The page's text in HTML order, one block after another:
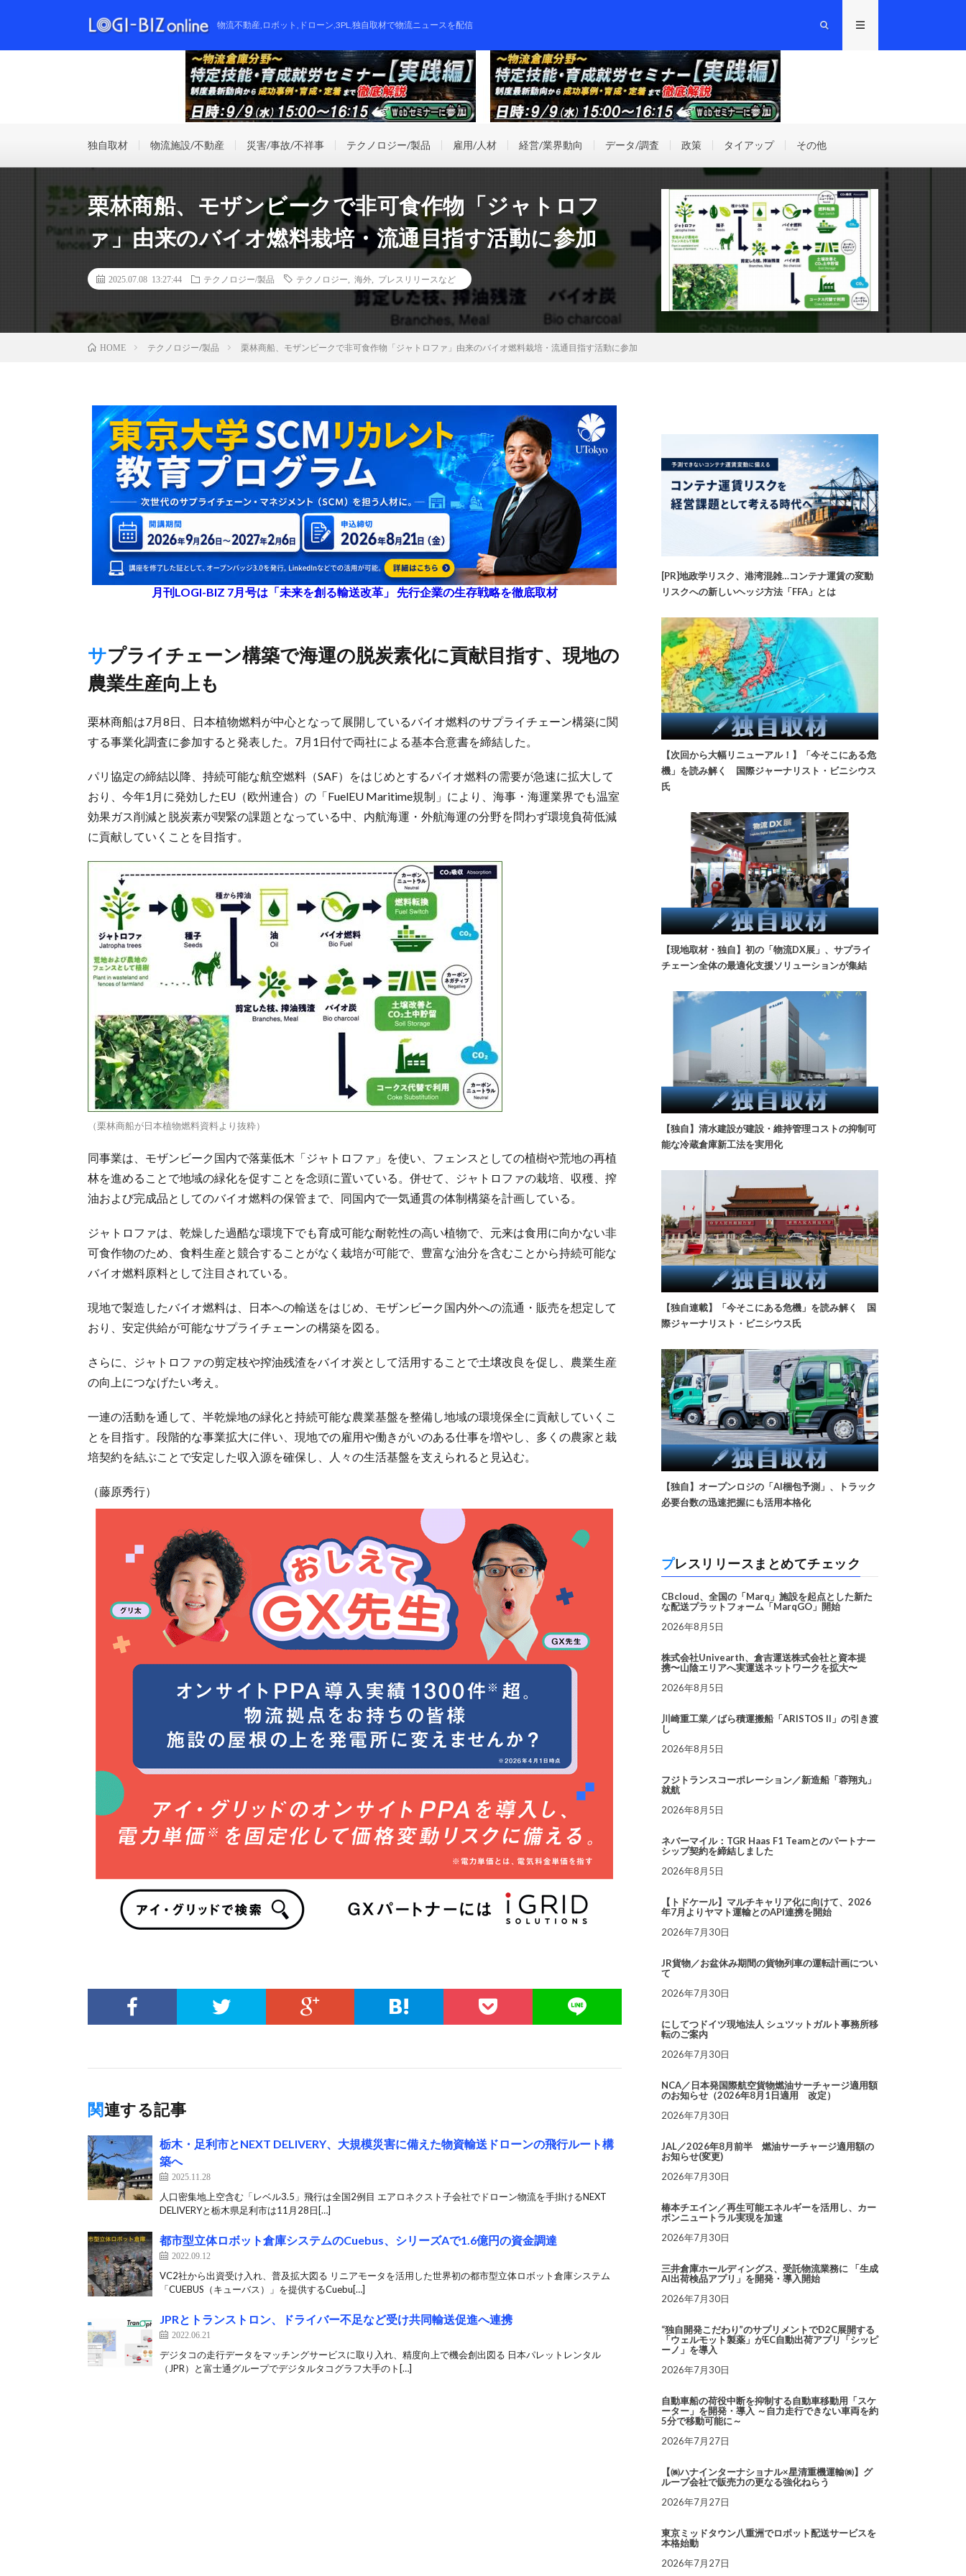
物流不動産,ロボット,ドローン,3PL,独自取材で物流ニュースを配信
独自取材 物流施設/不動産 災害/事故/不祥事 テクノロジー/製品 雇用/人材 経営/業界動向 データ/調査 政策 タイアップ その他
栗林商船、モザンビークで非可食作物「ジャトロフ
ァ」由来のバイオ燃料栽培・流通目指す活動に参加
2025.07.08 13:27:44 テクノロジー/製品 テクノロジー 海外 プレスリリースなど
HOME テクノロジー/製品 栗林商船、モザンビークで非可食作物「ジャトロファ」由来のバイオ燃料栽培・流通目指す活動に参加
月刊LOGI-BIZ 7月号は「未来を創る輸送改革」 先行企業の生存戦略を徹底取材
サプライチェーン構築で海運の脱炭素化に貢献目指す、現地の
農業生産向上も
栗林商船は7月8日、日本植物燃料が中心となって展開しているバイオ燃料のサプライチェーン構築に関
する事業化調査に参加すると発表した。7月1日付で両社による基本合意書を締結した。
パリ協定の締結以降、持続可能な航空燃料（SAF）をはじめとするバイオ燃料の需要が急速に拡大して
おり、今年1月に発効したEU（欧州連合）の「FuelEU Maritime規制」により、海事・海運業界でも温室
効果ガス削減と脱炭素が喫緊の課題となっている中、内航海運・外航海運の分野を問わず環境負荷低減
に貢献していくことを目指す。
（栗林商船が日本植物燃料資料より抜粋）
同事業は、モザンビーク国内で落葉低木「ジャトロファ」を使い、フェンスとしての植樹や荒地の再植
林を進めることで地域の緑化を促すことを念頭に置いている。併せて、ジャトロファの栽培、収穫、搾
油および完成品としてのバイオ燃料の保管まで、同国内で一気通貫の体制構築を計画している。
ジャトロファは、乾燥した過酷な環境下でも育成可能な耐乾性の高い植物で、元来は食用に向かない非
可食作物のため、食料生産と競合することがなく栽培が可能で、豊富な油分を含むことから持続可能な
バイオ燃料原料として注目されている。
現地で製造したバイオ燃料は、日本への輸送をはじめ、モザンビーク国内外への流通・販売を想定して
おり、安定供給が可能なサプライチェーンの構築を図る。
さらに、ジャトロファの剪定枝や搾油残渣をバイオ炭として活用することで土壌改良を促し、農業生産
の向上につなげたい考え。
一連の活動を通して、半乾燥地の緑化と持続可能な農業基盤を整備し地域の環境保全に貢献していくこ
とを目指す。段階的な事業拡大に伴い、現地での雇用や働きがいのある仕事を増やし、多くの農家と栽
培契約を結ぶことで安定した収入源を確保し、人々の生活基盤を支えられると見込む。
（藤原秀行）
関連する記事
栃木・足利市とNEXT DELIVERY、大規模災害に備えた物資輸送ドローンの飛行ルート構
築へ
2025.11.28
人口密集地上空含む「レベル3.5」飛行は全国2例目 エアロネクスト子会社でドローン物流を手掛けるNEXT
DELIVERYと栃木県足利市は11月28日[…]
都市型立体ロボット倉庫システムのCuebus、シリーズAで1.6億円の資金調達
2022.09.12
VC2社から出資受け入れ、普及拡大図る リニアモータを活用した世界初の都市型立体ロボット倉庫システム
「CUEBUS（キューバス）」を提供するCuebu[…]
JPRとトランストロン、ドライバー不足など受け共同輸送促進へ連携
2022.06.21
デジタコの走行データをマッチングサービスに取り入れ、精度向上で機会創出図る 日本パレットレンタル
（JPR）と富士通グループでデジタルタコグラフ大手のト[…]
[PR]地政学リスク、港湾混雑…コンテナ運賃の変動
リスクへの新しいヘッジ方法「FFA」とは
【次回から大幅リニューアル！】「今そこにある危
機」を読み解く 国際ジャーナリスト・ビニシウス
氏
【現地取材・独自】初の「物流DX展」、サプライ
チェーン全体の最適化支援ソリューションが集結
【独自】清水建設が建設・維持管理コストの抑制可
能な冷蔵倉庫新工法を実用化
【独自連載】「今そこにある危機」を読み解く 国
際ジャーナリスト・ビニシウス氏
【独自】オープンロジの「AI梱包予測」、トラック
必要台数の迅速把握にも活用本格化
プレスリリースまとめてチェック
CBcloud、全国の「Marq」施設を起点とした新た
な配送プラットフォーム「MarqGO」開始
2026年8月5日
株式会社Univearth、倉吉運送株式会社と資本提
携〜山陰エリアへ実運送ネットワークを拡大〜
2026年8月5日
川崎重工業／ばら積運搬船「ARISTOS II」の引き渡
し
2026年8月5日
フジトランスコーポレーション／新造船「蓉翔丸」
就航
2026年8月5日
ネバーマイル：TGR Haas F1 Teamとのパートナー
シップ契約を締結しました
2026年8月5日
【トドケール】マルチキャリア化に向けて、2026
年7月よりヤマト運輸とのAPI連携を開始
2026年7月30日
JR貨物／お盆休み期間の貨物列車の運転計画につい
て
2026年7月30日
にしてつドイツ現地法人 シュツットガルト事務所移
転のご案内
2026年7月30日
NCA／日本発国際航空貨物燃油サーチャージ適用額
のお知らせ（2026年8月1日適用 改定）
2026年7月30日
JAL／2026年8月前半 燃油サーチャージ適用額の
お知らせ(変更)
2026年7月30日
椿本チエイン／再生可能エネルギーを活用し、カー
ボンニュートラル実現を加速
2026年7月30日
三井倉庫ホールディングス、受託物流業務に 「生成
AI出荷検品アプリ」を開発・導入開始
2026年7月30日
“独自開発こだわり”のサプリメントでD2C展開する
「ウェルモット製薬」がEC自動出荷アプリ「シッピ
ーノ」を導入
2026年7月30日
自動車船の荷役中断を抑制する自動車移動用「スケ
ーター」を開発・導入 ～自力走行できない車両を約
5分で移動可能に～
2026年7月27日
【㈱ハナインターナショナル×星清重機運輸㈱】グ
ループ会社で販売力の更なる強化ねらう
2026年7月27日
東京ミッドタウン八重洲でロボット配送サービスを
本格始動
2026年7月27日